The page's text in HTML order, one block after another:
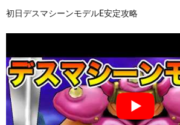
初日デスマシーンモデルE安定攻略